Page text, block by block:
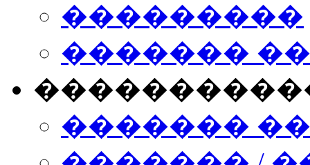
���������
�������
�������